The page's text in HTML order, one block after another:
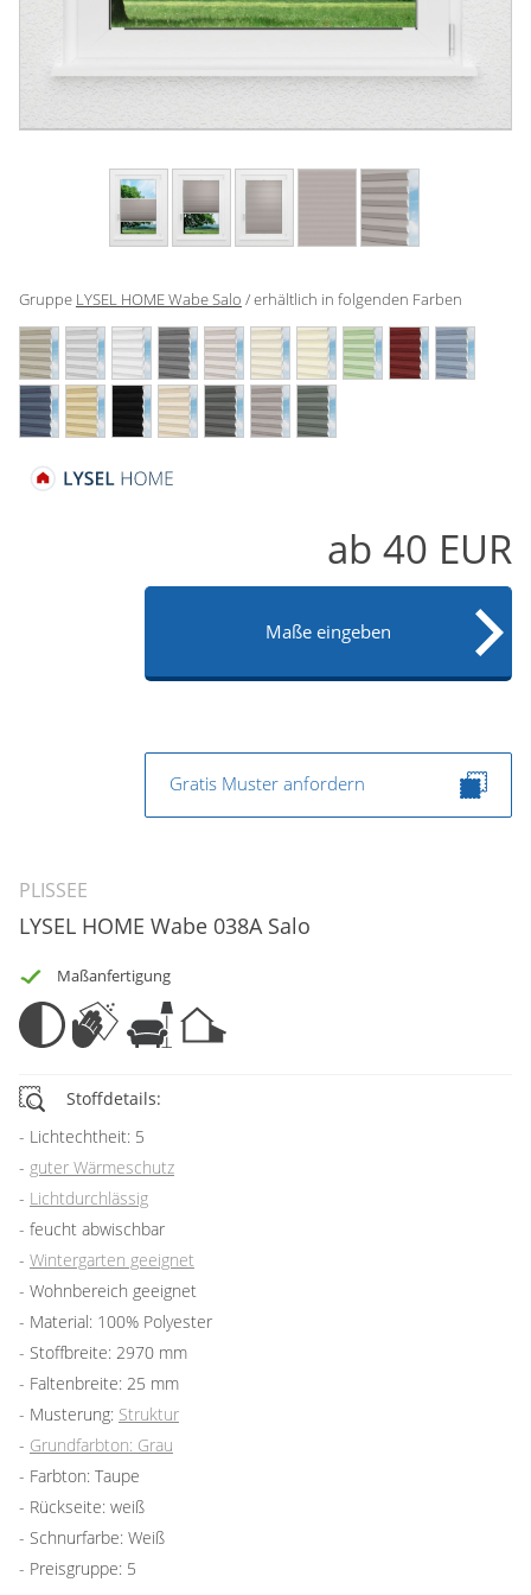
Gardinenstange
Gruppe LYSEL HOME Wabe Salo / erhältlich in folgenden Farben
PLISSEE
LYSEL HOME Wabe 038A Salo
Maßanfertigung
Stoffdetails:
Lichtechtheit: 5
guter Wärmeschutz
Lichtdurchlässig
feucht abwischbar
Wintergarten geeignet
Wohnbereich geeignet
Material: 100% Polyester
Stoffbreite: 2970 mm
Faltenbreite: 25 mm
Musterung: Struktur
Grundfarbton: Grau
Farbton: Taupe
Rückseite: weiß
Schnurfarbe: Weiß
Preisgruppe: 5
ab40 EUR
Maße eingeben
Gratis Muster anfordern